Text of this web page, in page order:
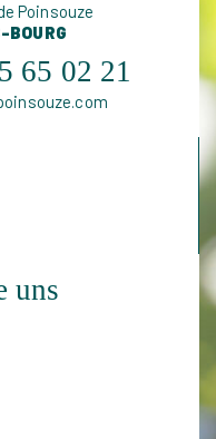
Poinsouze
BOURG
65 02 21
uns